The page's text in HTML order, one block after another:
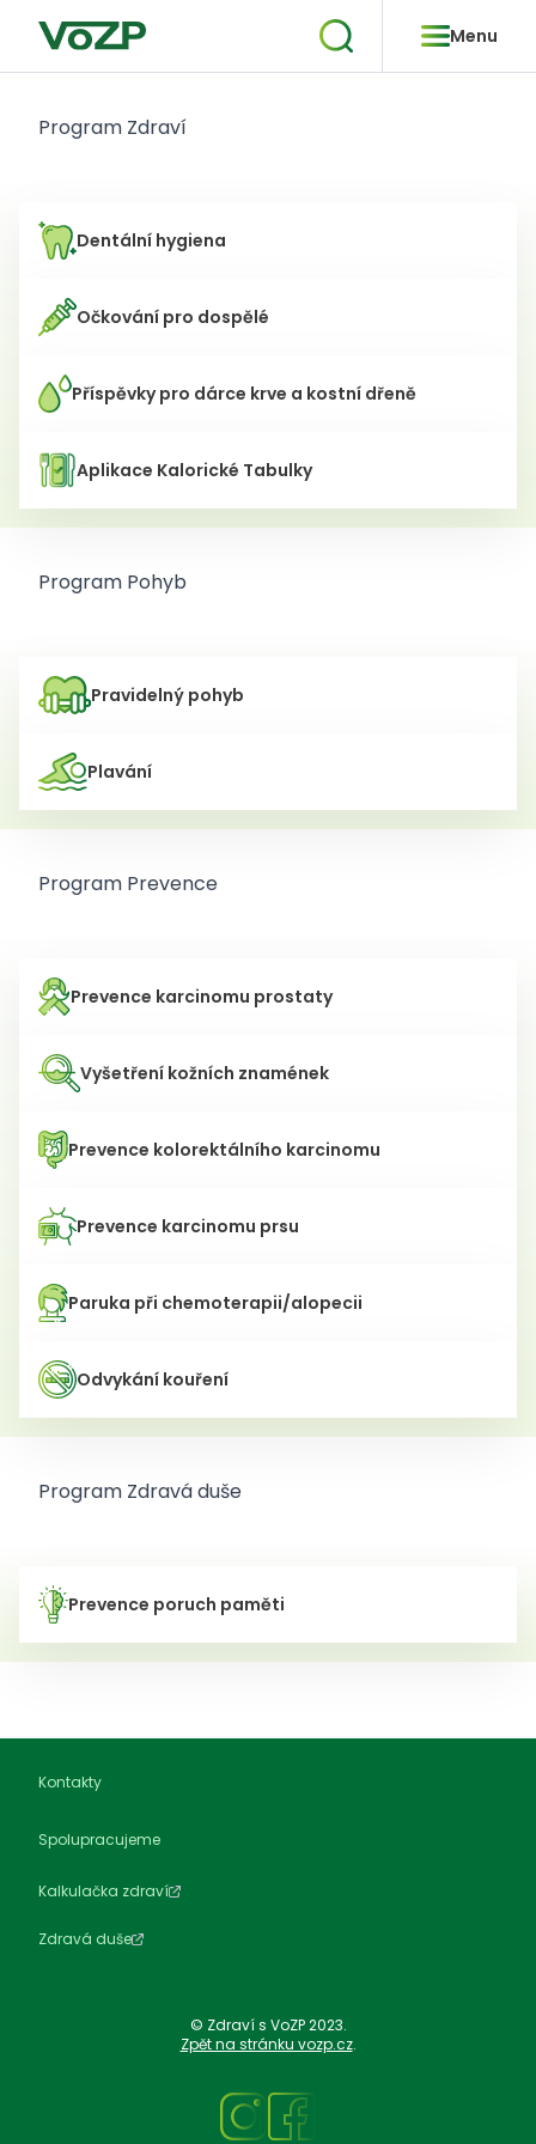
Menu
Program Zdraví
Dentální hygiena
Očkování pro dospělé
Příspěvky pro dárce krve a kostní dřeně
Aplikace Kalorické Tabulky
Program Pohyb
Pravidelný pohyb
Plavání
Program Prevence
Prevence karcinomu prostaty
Vyšetření kožních znamének
Prevence kolorektálního karcinomu
Prevence karcinomu prsu
Paruka při chemoterapii/alopecii
Odvykání kouření
Program Zdravá duše
Prevence poruch paměti
Kontakty
Spolupracujeme
Kalkulačka zdraví
Zdravá duše
© Zdraví s VoZP 2023.
Zpět na stránku vozp.cz.